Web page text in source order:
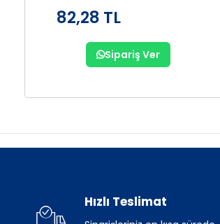
82,28 TL
Sipariş Ver
Hızlı Teslimat